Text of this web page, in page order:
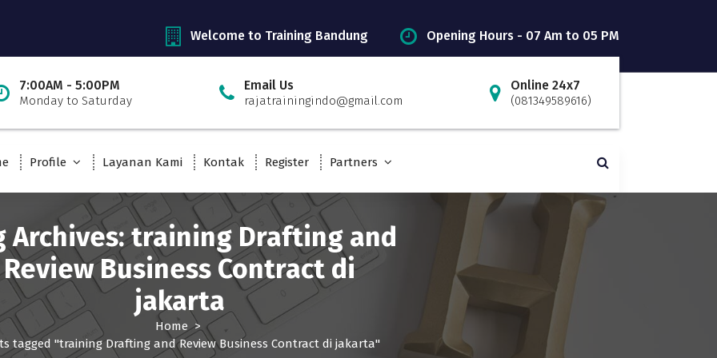
Welcome to Training Bandung Opening Hours - 07 Am to 05 PM
7:00AM - 5:00PM
Monday to Saturday
Email Us
rajatrainingindo@gmail.com
Online 24x7
(081349589616)
Profile Layanan Kami Kontak Register Partners
Archives: training Drafting and
Review Business Contract di
jakarta
Home>
tagged "training Drafting and Review Business Contract di jakarta"